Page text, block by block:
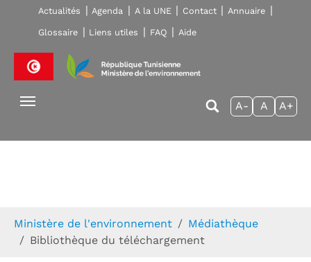
Skip to main navigation
Aller au contenu principal
Skip to page footer
Actualités Agenda A la UNE Contact Annuaire
Glossaire Liens utiles FAQ Aide
A- A A+
Ministère de l'environnement
Médiathèque
Bibliothèque du téléchargement